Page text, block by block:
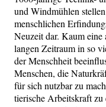
und Windmühlen
menschlichen
Neuzeit dar. Kaum eine
langen Zeitraum in so
der Menschheit
Menschen, die
für sich nutzbar zu
tierische Arbeitskraft zu